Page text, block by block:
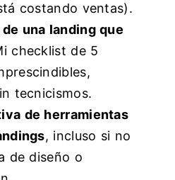
costando ventas).
una landing que
checklist de 5
tecnicismos.
de herramientas
, incluso si no
de diseño o